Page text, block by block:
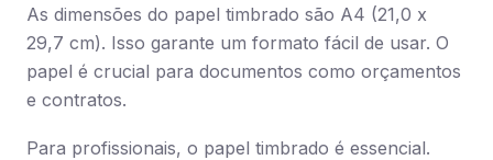
As dimensões do papel timbrado são A4 (21,0 x
29,7 cm). Isso garante um formato fácil de usar. O
papel é crucial para documentos como orçamentos
e contratos.
Para profissionais, o papel timbrado é essencial.